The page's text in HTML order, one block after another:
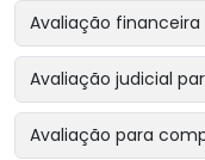
Avaliação
Avaliação judicial
Avaliação para